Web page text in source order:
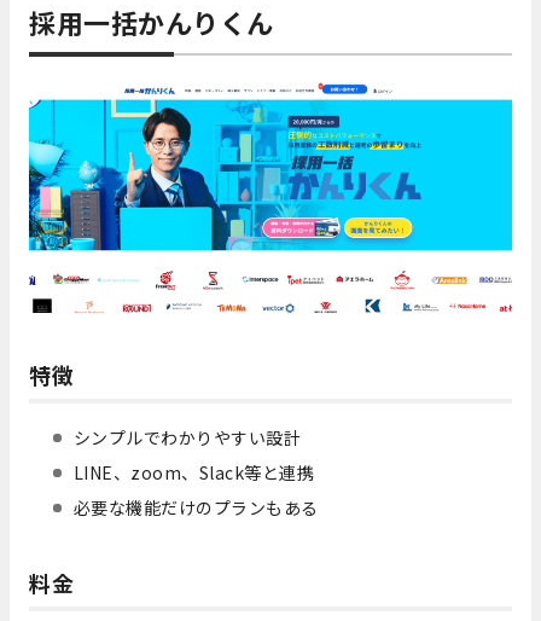
採用一括かんりくん
特徴
シンプルでわかりやすい設計
LINE、zoom、Slack等と連携
必要な機能だけのプランもある
料金